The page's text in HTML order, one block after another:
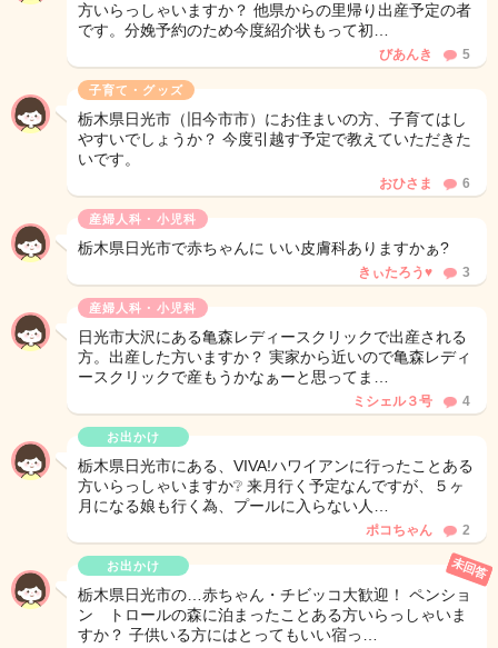
方いらっしゃいますか？ 他県からの里帰り出産予定の者
です。分娩予約のため今度紹介状もって初…
びあんき 5
子育て・グッズ
栃木県日光市（旧今市市）にお住まいの方、子育てはし
やすいでしょうか？ 今度引越す予定で教えていただきた
いです。
おひさま 6
産婦人科・小児科
栃木県日光市で赤ちゃんに いい皮膚科ありますかぁ?
きぃたろう♥ 3
産婦人科・小児科
日光市大沢にある亀森レディースクリックで出産される
方。出産した方いますか？ 実家から近いので亀森レディ
ースクリックで産もうかなぁーと思ってま…
ミシェル３号 4
お出かけ
栃木県日光市にある、VIVA!ハワイアンに行ったことある
方いらっしゃいますか❔ 来月行く予定なんですが、５ヶ
月になる娘も行く為、プールに入らない人…
ポコちゃん 2
お出かけ
栃木県日光市の…赤ちゃん・チビッコ大歓迎！ ペンショ
ン トロールの森に泊まったことある方いらっしゃいま
すか？ 子供いる方にはとってもいい宿っ…
未回答